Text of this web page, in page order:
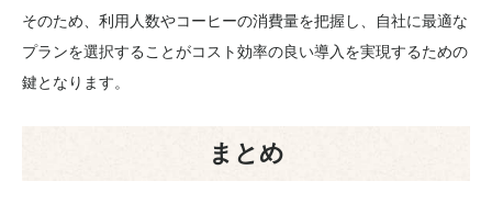
そのため、利用人数やコーヒーの消費量を把握し、自社に最適な
プランを選択することがコスト効率の良い導入を実現するための
鍵となります。
まとめ